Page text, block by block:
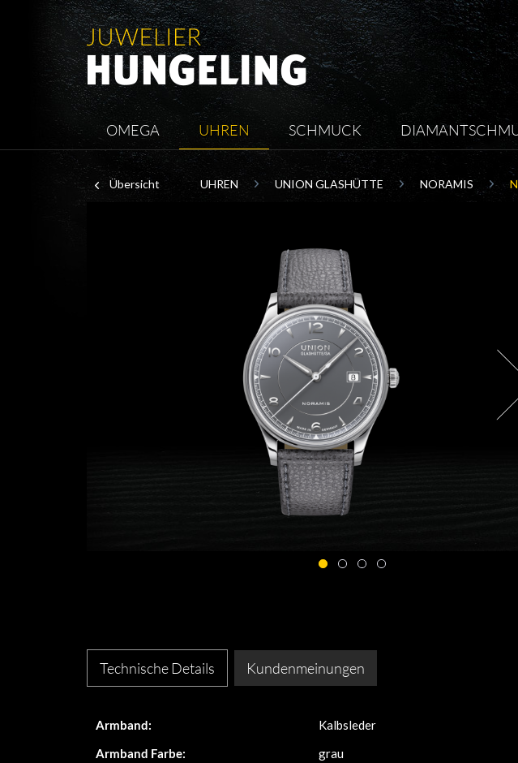
OMEGA UHREN SCHMUCK
Übersicht UHREN UNION GLASHÜTTE NORAMIS
Technische Details Kundenmeinungen
Armband:
Kalbsleder
Armband Farbe:
grau